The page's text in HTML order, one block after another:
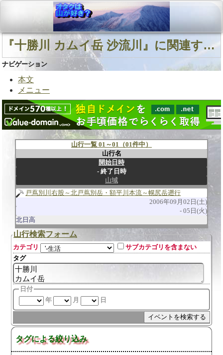
『十勝川 カムイ岳 沙流川』に関連する山行
ナビゲーション
本文
メニュー
山行一覧 01～01（01件中）
山行名
開始日時
終了日時
山域
戸蔦別川右股～北戸蔦別岳・額平川本流～幌尻岳遡行
2006年09月02日(土)
05日(火)
北日高
山行検索フォーム
カテゴリ
サブカテゴリを含まない
タグ
日付
年
月 日
タグによる絞り込み